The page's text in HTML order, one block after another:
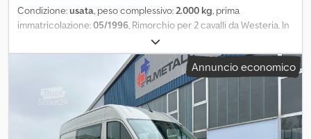
Condizione:usata, peso complessivo: 2.000 kg, prima
immatricolazione:05/1996 , Rimorchio per 2 cavalli da Westeria. In
vendita solo per l'esportazione, a causa di danni al pavimento.
Visibile tutti i giorni dalle 8.00 alle 18.00 o su appuntamento.
Abbiamo sempre circa 25 rimorchi usati, oltre a cavalli da tempo
libero e da guida in vendita. Dsdpfx Acjmnlp Nscowa Posizione: Im
Erlenkamp 15
Annuncio economico